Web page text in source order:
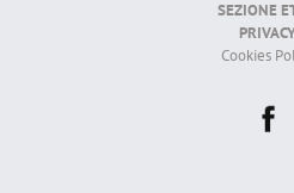
SEZIONE
Cookies